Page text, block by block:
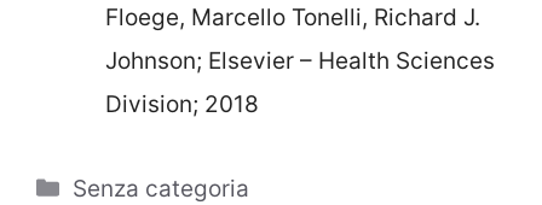
Floege, Marcello Tonelli, Richard J.
Johnson; Elsevier – Health Sciences
Division; 2018
Categorie
Senza categoria